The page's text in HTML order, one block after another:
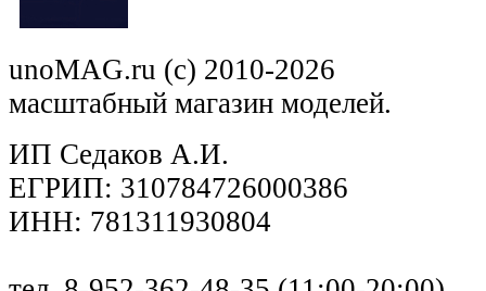
unoMAG.ru (c) 2010-2026
масштабный магазин моделей.
ИП Седаков А.И.
ЕГРИП: 310784726000386
ИНН: 781311930804